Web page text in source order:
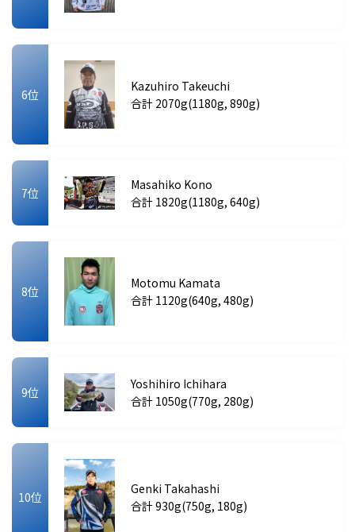
6位
Kazuhiro Takeuchi
合計 2070g(1180g, 890g)
7位
Masahiko Kono
合計 1820g(1180g, 640g)
8位
Motomu Kamata
合計 1120g(640g, 480g)
9位
Yoshihiro Ichihara
合計 1050g(770g, 280g)
10位
Genki Takahashi
合計 930g(750g, 180g)